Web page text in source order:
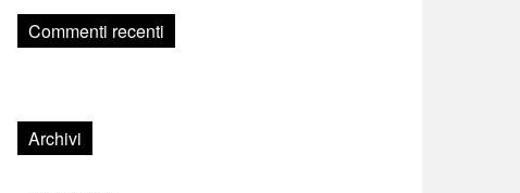
Commenti recenti
Archivi